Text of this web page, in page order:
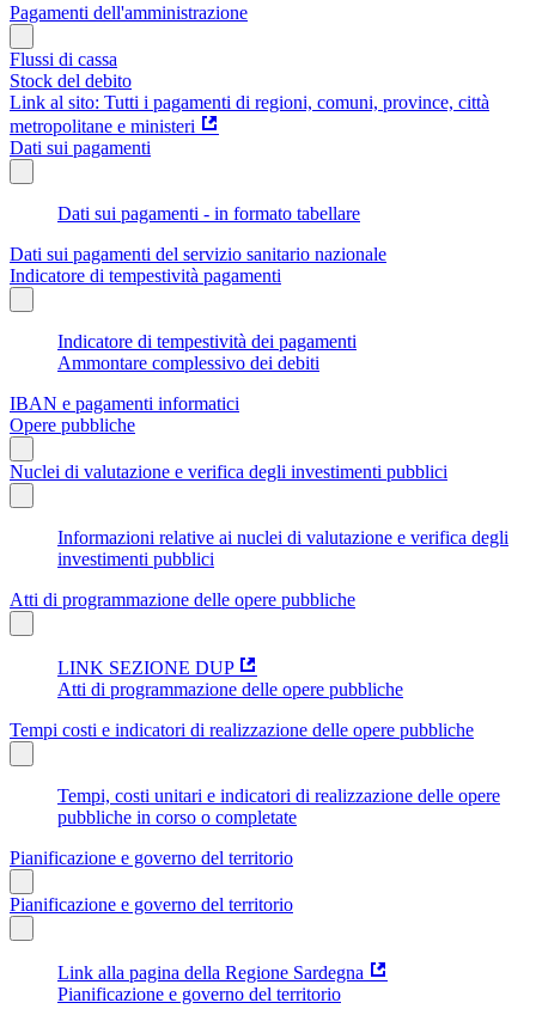
Pagamenti dell'amministrazione
Flussi di cassa
Stock del debito
Link al sito: Tutti i pagamenti di regioni, comuni, province, città
metropolitane e ministeri
Dati sui pagamenti
Dati sui pagamenti - in formato tabellare
Dati sui pagamenti del servizio sanitario nazionale
Indicatore di tempestività pagamenti
Indicatore di tempestività dei pagamenti
Ammontare complessivo dei debiti
IBAN e pagamenti informatici
Opere pubbliche
Nuclei di valutazione e verifica degli investimenti pubblici
Informazioni relative ai nuclei di valutazione e verifica degli
investimenti pubblici
Atti di programmazione delle opere pubbliche
LINK SEZIONE DUP
Atti di programmazione delle opere pubbliche
Tempi costi e indicatori di realizzazione delle opere pubbliche
Tempi, costi unitari e indicatori di realizzazione delle opere
pubbliche in corso o completate
Pianificazione e governo del territorio
Pianificazione e governo del territorio
Link alla pagina della Regione Sardegna
Pianificazione e governo del territorio